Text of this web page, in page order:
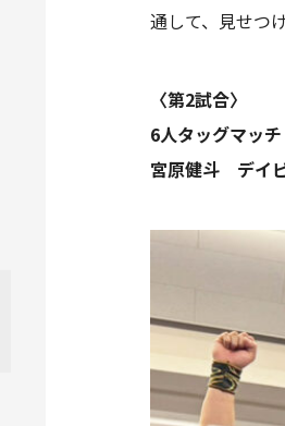
通して、見せつ
〈第2試合〉
6人タッグマッ
宮原健斗 デイ